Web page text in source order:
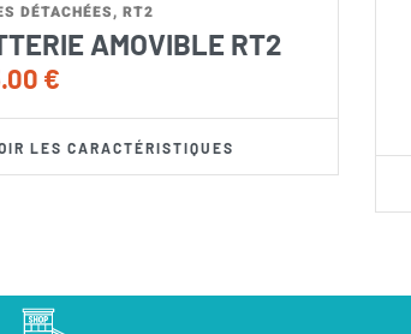
DÉTACHÉES, RT2
AMOVIBLE RT2
€
LES CARACTÉRISTIQUES